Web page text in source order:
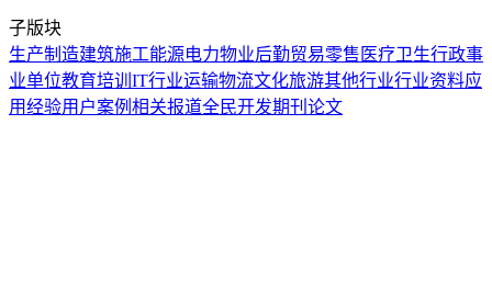
子版块
生产制造建筑施工能源电力物业后勤贸易零售 医疗卫生行政事
业单位教育培训 IT行业运输物流文化旅游其他行业行业资料应
用经验用户案例 相关报道全民开发期刊论文